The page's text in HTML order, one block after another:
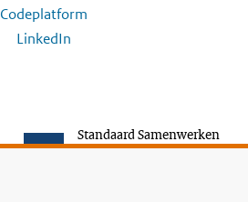
Codeplatform
LinkedIn
Standaard Samenwerken